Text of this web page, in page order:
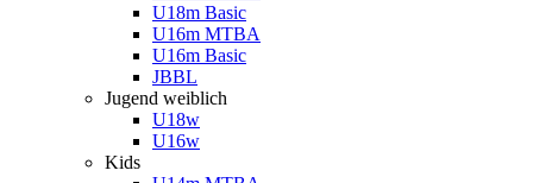
U18m Basic
U16m MTBA
U16m Basic
JBBL
Jugend weiblich
U18w
U16w
Kids